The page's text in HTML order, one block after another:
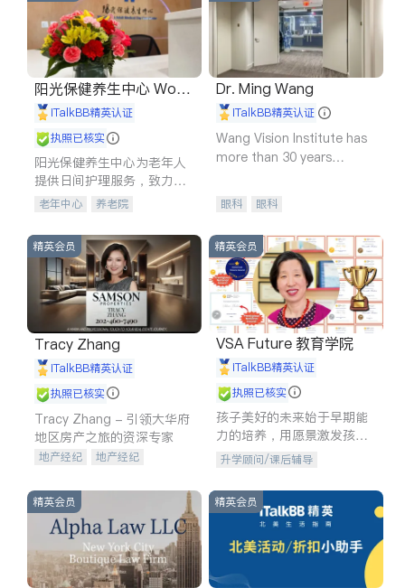
阳光保健养生中心 World
shine
iTalkBB精英认证
执照已核实
阳光保健养生中心为老年人
提供日间护理服务，致力于
通过持续的护理创新来有效
老年中心 养老院
Dr. Ming Wang
iTalkBB精英认证
Wang Vision Institute has
more than 30 years
眼科 眼科
精英会员
Tracy Zhang
iTalkBB精英认证
执照已核实
Tracy Zhang - 引领大华府
地区房产之旅的资深专家
地产经纪
地产经纪
商铺租售
精英会员
VSA Future 教育学院
iTalkBB精英认证
执照已核实
孩子美好的未来始于早期能
力的培养，用愿景激发孩子
的学习潜力和动力。理念：
拥有成长型心态是成功的基
石。
升学顾问/课后辅导
精英会员 精英会员